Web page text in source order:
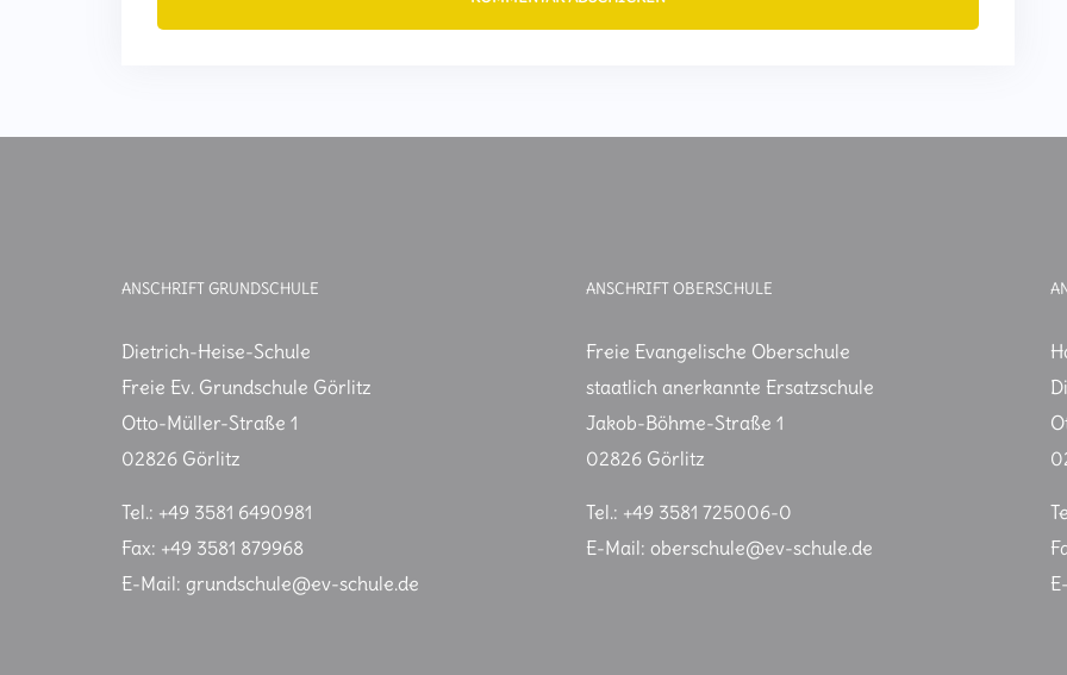
ANSCHRIFT GRUNDSCHULE
Dietrich-Heise-Schule
Freie Ev. Grundschule Görlitz
Otto-Müller-Straße 1
02826 Görlitz
Tel.: +49 3581 6490981
Fax: +49 3581 879968
E-Mail: grundschule@ev-schule.de
ANSCHRIFT OBERSCHULE
Freie Evangelische Oberschule
staatlich anerkannte Ersatzschule
Jakob-Böhme-Straße 1
02826 Görlitz
Tel.: +49 3581 725006-0
E-Mail: oberschule@ev-schule.de